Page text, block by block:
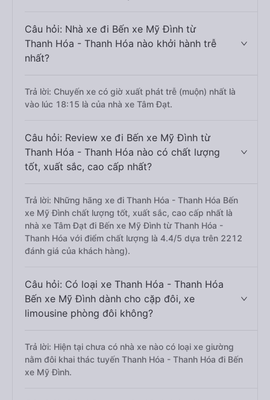
Câu hỏi: Nhà xe đi Bến xe Mỹ Đình từ
Thanh Hóa - Thanh Hóa nào khởi hành trễ
nhất?
Trả lời: Chuyến xe có giờ xuất phát trễ (muộn) nhất là
vào lúc 18:15 là của nhà xe Tâm Đạt.
Câu hỏi: Review xe đi Bến xe Mỹ Đình từ
Thanh Hóa - Thanh Hóa nào có chất lượng
tốt, xuất sắc, cao cấp nhất?
Trả lời: Những hãng xe đi Thanh Hóa - Thanh Hóa Bến
xe Mỹ Đình chất lượng tốt, xuất sắc, cao cấp nhất là
nhà xe Tâm Đạt đi Bến xe Mỹ Đình từ Thanh Hóa -
Thanh Hóa với điểm chất lượng là 4.4/5 dựa trên 2212
đánh giá của khách hàng).
Câu hỏi: Có loại xe Thanh Hóa - Thanh Hóa
Bến xe Mỹ Đình dành cho cặp đôi, xe
limousine phòng đôi không?
Trả lời: Hiện tại chưa có nhà xe nào có loại xe giường
nằm đôi khai thác tuyến Thanh Hóa - Thanh Hóa đi Bến
xe Mỹ Đình.